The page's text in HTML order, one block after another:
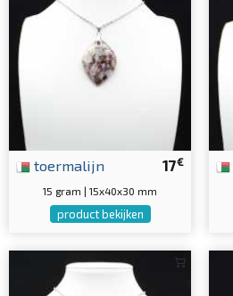
17€
toermalijn
15 gram | 15x40x30 mm
product bekijken